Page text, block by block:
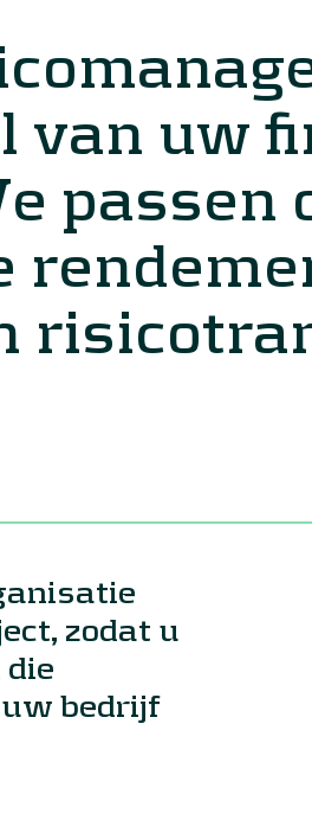
van uw
passen
zodat u
bedrijf